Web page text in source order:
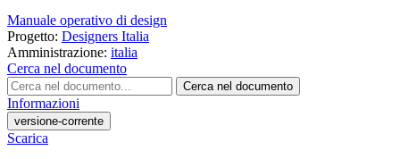
Manuale operativo di design
Progetto: Designers Italia
Amministrazione: italia
Cerca nel documento
Cerca nel documento
Informazioni
versione-corrente
Scarica